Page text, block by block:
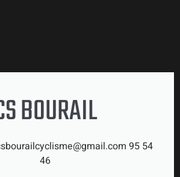
BOURAIL
95 54
46